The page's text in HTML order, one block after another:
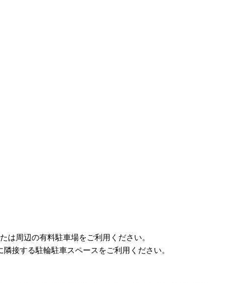
は周辺の有料駐車場をご利用ください。
接する駐輪駐車スペースをご利用ください。